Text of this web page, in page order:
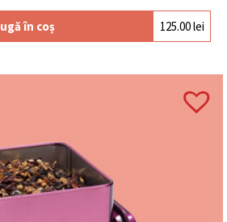
cadou pentru profesori?
profesori, educatori sau
recomandat acest produs?
în Belgia?
sunt realizate în Belgia,
belgiene.
a fi oferit cadou?
în coș 125.00lei